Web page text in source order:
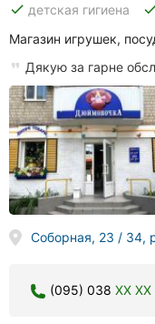
done детская гигиена
Магазин игрушек,
Дякую за гарне
Соборная, 23 / 34,
(095) 038 XX XX